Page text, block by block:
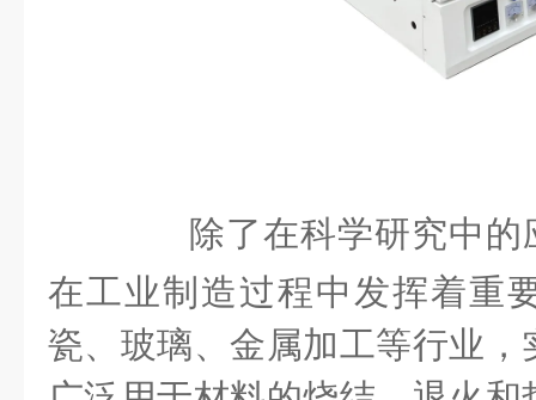
除了在科学研究中的
在工业制造过程中发挥着重
瓷、玻璃、金属加工等行业